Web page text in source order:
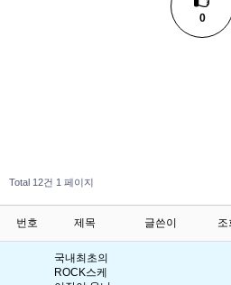
0
Total 12건 1 페이지
번호 제목 글쓴이 조
국내최초의
ROCK스케